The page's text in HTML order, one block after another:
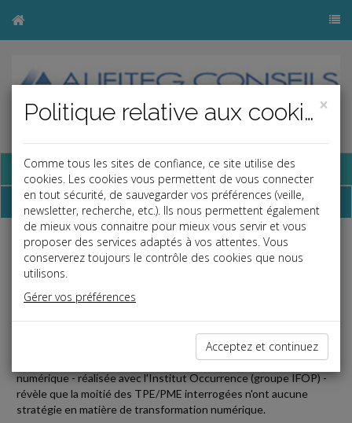
Base documentaire
Dépêches
j a
b
Vie des affaires
Date: 2025-07-01
BAROMÈTRE DE LA SÉRÉNITÉ NUMÉRIQUE 2025 :
PAS DE STRATÉGIE POUR LA MOITIÉ DES TPE/PME
édition du baromètre Konica Minolta de la sérénité
numérique - réalisée avec l'Institut Occurrence (groupe IFOP) -
révèle que la moitié des TPE/PME interrogées n'ont aucune
stratégie en matière de transformation numérique.
×
Politique relative aux cookies
Comme tous les sites de confiance, ce site utilise des
cookies. Les cookies vous permettent de vous connecter
en tout sécurité, de sauvegarder vos préférences (veille,
newsletter, recherche, etc.). Ils nous permettent également
de mieux vous connaitre pour mieux vous servir et vous
proposer des services adaptés à vos attentes. Vous
conserverez toujours le contrôle des cookies que nous
utilisons.
Gérer vos préférences
Acceptez et continuez